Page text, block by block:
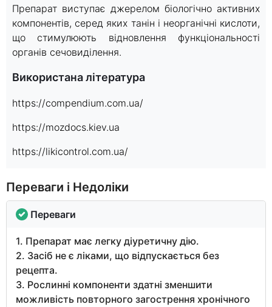
Препарат виступає джерелом біологічно активних
компонентів, серед яких танін і неорганічні кислоти,
що стимулюють відновлення функціональності
органів сечовиділення.
Використана література
https://compendium.com.ua/
https://mozdocs.kiev.ua
https://likicontrol.com.ua/
Переваги і Недоліки
Переваги
1. Препарат має легку діуретичну дію.
2. Засіб не є ліками, що відпускається без
рецепта.
3. Рослинні компоненти здатні зменшити
можливість повторного загострення хронічного